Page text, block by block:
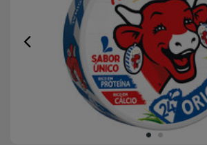
Previous